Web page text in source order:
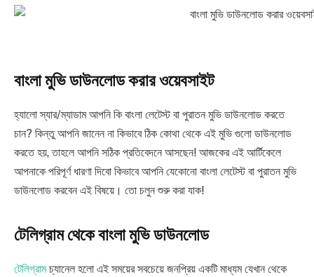
বাংলা মুভি ডাউনলোড করার ওয়েবসাইট
হ্যালো স্যার/ম্যাডাম আপনি কি বাংলা লেটেস্ট বা পুরাতন মুভি ডাউনলোড করতে
চান? কিন্তু আপনি জানেন না কিভাবে ঠিক কোথা থেকে এই মুভি গুলো ডাউনলোড
করতে হয়, তাহলে আপনি সঠিক প্রতিবেদনে আসছেন! আজকের এই আর্টিকেলে
আপনাকে পরিপূর্ণ ধারণা দিবো কিভাবে আপনি যেকোনো বাংলা লেটেস্ট বা পুরাতন মুভি
ডাউনলোড করবেন এই বিষয়ে। তো চলুন শুরু করা যাক!
টেলিগ্রাম থেকে বাংলা মুভি ডাউনলোড
টেলিগ্রামচ্যানেল হলো এই সময়ের সবচেয়ে জনপ্রিয় একটি মাধ্যম যেখান থেকে